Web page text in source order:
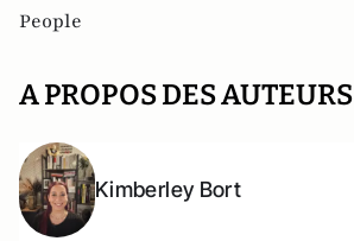
People
A PROPOS DES AUTEURS
Kimberley Bort